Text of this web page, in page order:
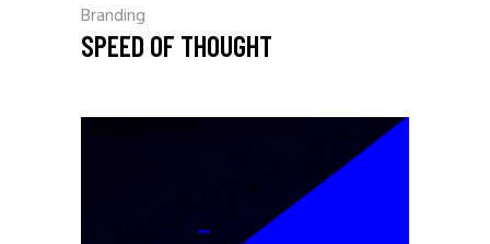
Branding
SPEED OF THOUGHT